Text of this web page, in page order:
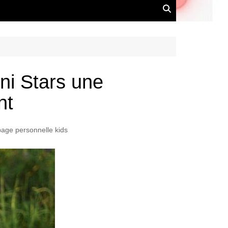
Stars une
personnelle kids